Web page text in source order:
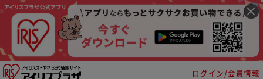
ログイン/会員情報